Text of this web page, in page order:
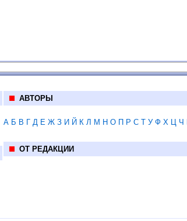
АВТОРЫ
А Б В Г Д Е Ж З И Й К Л М Н О П Р С Т У Ф Х Ц Ч
ОТ РЕДАКЦИИ